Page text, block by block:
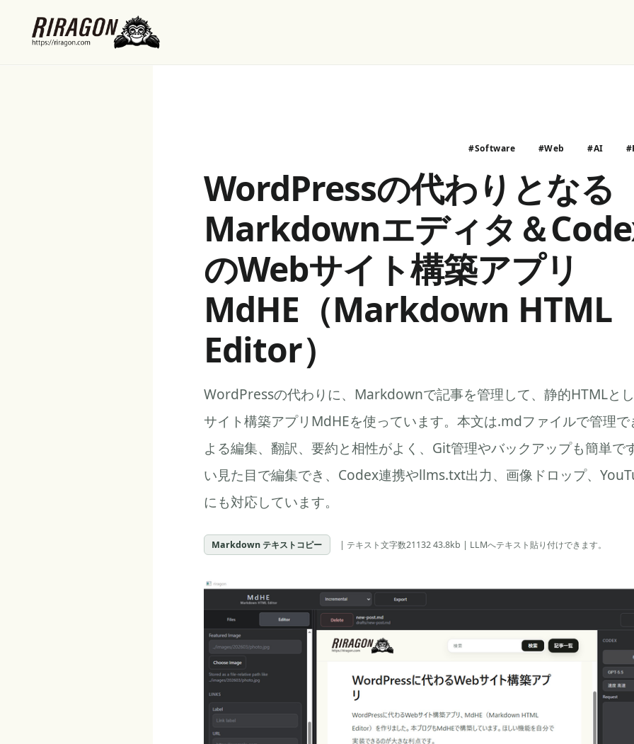
#Software #Web #AI
WordPressの代わりとなる
Markdownエディタ＆
のWebサイト構築アプリ
MdHE（Markdown HTML
Editor）
WordPressの代わりに、Markdownで記事を管理して、静的HTMLと
サイト構築アプリMdHEを使っています。本文は.mdファイルで管理
よる編集、翻訳、要約と相性がよく、Git管理やバックアップも簡単で
い見た目で編集でき、Codex連携やllms.txt出力、画像ドロップ、
にも対応しています。
Markdown テキストコピー | テキスト文字数21132 43.8kb | LLMへテキスト貼り付けできます。